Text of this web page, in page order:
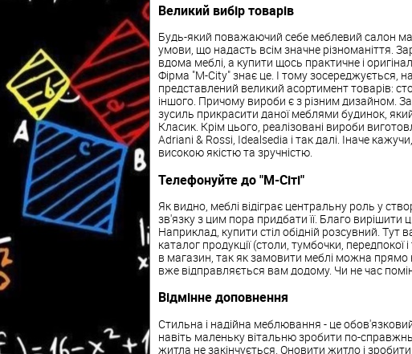
Великий вибір товарів
Будь-який поважаючий себе меблевий салон
умови, що надасть всім значне різноманіття.
вдома меблі, а купити щось практичне і
Фірма "M-City" знає це. І тому зосереджується,
представлений великий асортимент товарів:
іншого. Причому вироби є з різним дизайном.
зусиль прикрасити даної меблями будинок,
Класик. Крім цього, реалізовані вироби
Adriani & Rossi, Idealsedia і так далі. Іначе
високою якістю та зручністю.
Телефонуйте до "М-Сіті"
Як видно, меблі відіграє центральну роль у
зв'язку з цим пора придбати її. Благо
Наприклад, купити стіл обідній розсувний. Тут
каталог продукції (столи, тумбочки, передпокої
в магазин, так як замовити меблі можна прямо
вже відправляється вам додому. Чи не час
Відмінне доповнення
Стильна і надійна меблювання - це
навіть маленьку вітальню зробити по-
житла не закінчується. Оновити житло і